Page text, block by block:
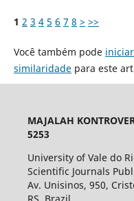
1 2 3 4 5 6 7 8 > >>
Você também pode
similaridadepara este
MAJALAH
5253
University of Vale do
Scientific Journals
Av. Unisinos, 950,